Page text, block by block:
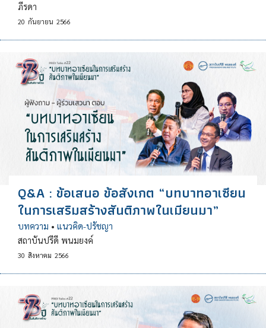
ภีรดา
20 กันยายน 2566
Q&A : ข้อเสนอ ข้อสังเกต “บทบาทอาเซียน
ในการเสริมสร้างสันติภาพในเมียนมา”
บทความ • แนวคิด-ปรัชญา
สถาบันปรีดี พนมยงค์
30 สิงหาคม 2566